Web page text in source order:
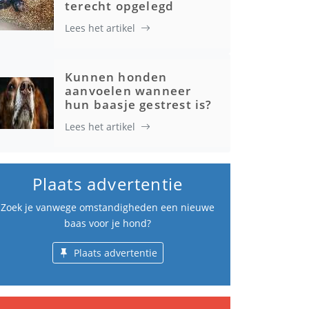
terecht opgelegd
Lees het artikel
Kunnen honden
aanvoelen wanneer
hun baasje gestrest is?
Lees het artikel
Plaats advertentie
Zoek je vanwege omstandigheden een nieuwe
baas voor je hond?
Plaats advertentie